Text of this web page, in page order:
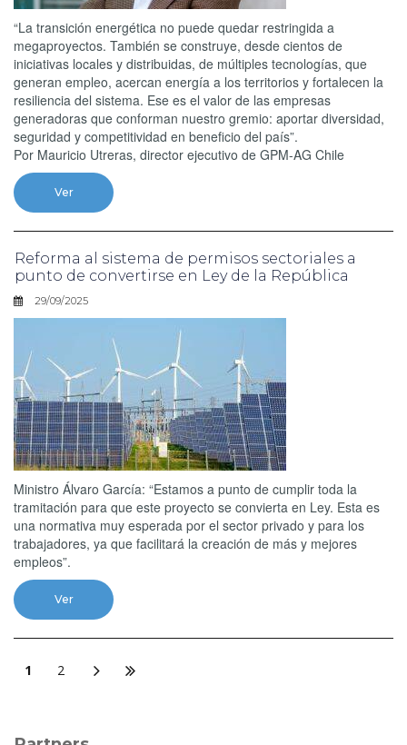
“La transición energética no puede quedar restringida a
megaproyectos. También se construye, desde cientos de
iniciativas locales y distribuidas, de múltiples tecnologías, que
generan empleo, acercan energía a los territorios y fortalecen la
resiliencia del sistema. Ese es el valor de las empresas
generadoras que conforman nuestro gremio: aportar diversidad,
seguridad y competitividad en beneficio del país”.
Por Mauricio Utreras, director ejecutivo de GPM-AG Chile
Ver
Reforma al sistema de permisos sectoriales a
punto de convertirse en Ley de la República
29/09/2025
Ministro Álvaro García: “Estamos a punto de cumplir toda la
tramitación para que este proyecto se convierta en Ley. Esta es
una normativa muy esperada por el sector privado y para los
trabajadores, ya que facilitará la creación de más y mejores
empleos”.
Ver
1 2